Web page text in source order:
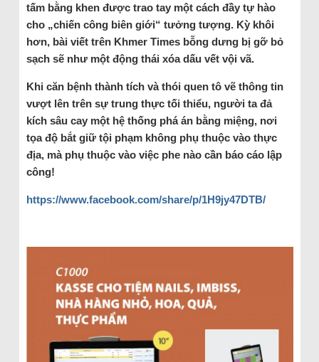
tấm bằng khen được trao tay một cách đầy tự hào
cho „chiến công biên giới“ tưởng tượng. Kỳ khôi
hơn, bài viết trên Khmer Times bỗng dưng bị gỡ bỏ
sạch sẽ như một động thái xóa dấu vết vội vã.
Khi căn bệnh thành tích và thói quen tô vẽ thông tin
vượt lên trên sự trung thực tối thiểu, người ta đả
kích sâu cay một hệ thống phá án bằng miệng, nơi
tọa độ bắt giữ tội phạm không phụ thuộc vào thực
địa, mà phụ thuộc vào việc phe nào cần báo cáo lập
công!
https://www.facebook.com/share/p/1H9jy47DTB/